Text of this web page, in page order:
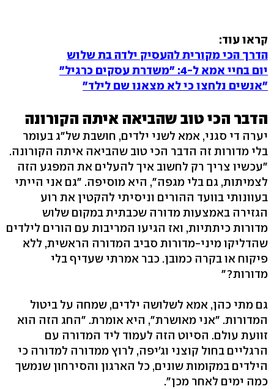
קראו עוד:
הדרך הכי מקורית להעסיק ילדה בת שלוש
יום בחיי אמא ל-4: "משדרת עסקים כרגיל"
"אנשים נלחצו כי לא מצאנו שם לילד"
הדבר הכי טוב שהביאה איתה הקורונה
יערה די סגני, אמא לשני ילדים, חושבת של"ג בעומר
בלי מדורות זה הדבר הכי טוב שהביאה איתה הקורונה.
"עכשיו צריך רק לחשוב איך להעלים את המפגע הזה
לצמיתות, גם בלי מגפה", היא מוסיפה. "גם אני הייתי
בעוונותי בוועד ההורים וניסיתי להקטין את רוע
הגזירה באמצעות מדורה שכבתית במקום שלוש
מדורות כיתתיות, ואז הגיעו המריבות עם הורים לילדים
שהדליקו מיני-מדורות סביב המדורה הראשית, ללא
פיקוח או בקרה כמובן. כבר אמרתי שעדיף בלי
מדורות?"
גם מתי כהן, אמא לשלושה ילדים, שמחה על ביטול
המדורות. "אני מאושרת", היא אומרת. "החג הזה הוא
זוועת עולם. הסיוט הזה לעמוד ליד המדורה עם
הרגליים בחול קוצני וג'יפה, לרוץ ממדורה למדורה כי
הילדים במקומות שונים, כל הארגון והסירחון שנמשך
כמה ימים לאחר מכן".